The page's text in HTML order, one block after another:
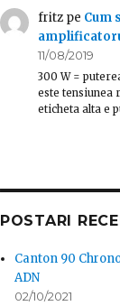
fritz pe Cum
11/08/2019
300 W =
este tensiunea
eticheta alta e
POSTARI
Canton 90
ADN
02/10/2021